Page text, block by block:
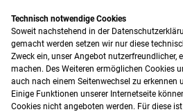
Technisch notwendige Cookies
Soweit nachstehend in der
gemacht werden setzen wir nur diese
Zweck ein, unser Angebot nutzerfreundlicher,
machen. Des Weiteren ermöglichen Cookies
auch nach einem Seitenwechsel zu erkennen
Einige Funktionen unserer Internetseite
Cookies nicht angeboten werden. Für diese